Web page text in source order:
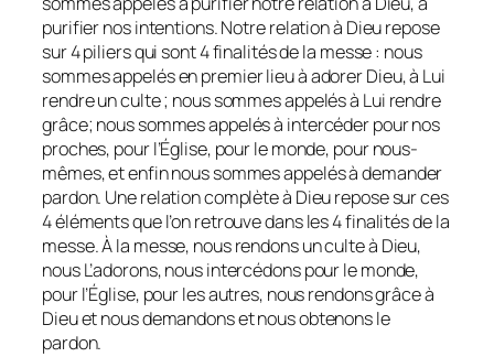
purifier nos intentions. Notre relation à Dieu repose
sur 4 piliers qui sont 4 finalités de la messe : nous
sommes appelés en premier lieu à adorer Dieu, à Lui
rendre un culte ; nous sommes appelés à Lui rendre
grâce; nous sommes appelés à intercéder pour nos
proches, pour l’Église, pour le monde, pour nous-
mêmes, et enfin nous sommes appelés à demander
pardon. Une relation complète à Dieu repose sur ces
4 éléments que l’on retrouve dans les 4 finalités de la
messe. À la messe, nous rendons un culte à Dieu,
nous L’adorons, nous intercédons pour le monde,
pour l’Église, pour les autres, nous rendons grâce à
Dieu et nous demandons et nous obtenons le
pardon.